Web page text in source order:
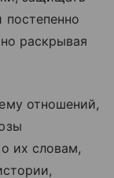
раскрывая
отношений,
их словам,